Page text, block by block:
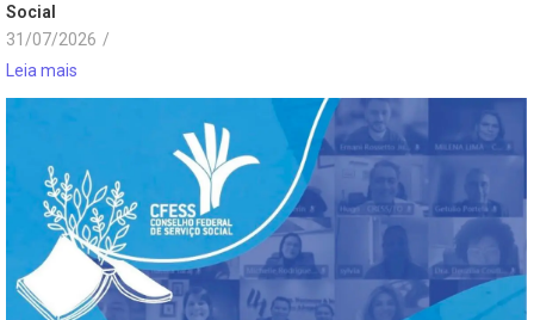
Social
31/07/2026 /
Leia mais